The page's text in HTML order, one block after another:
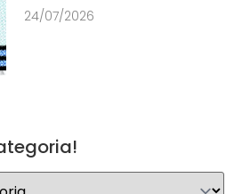
24/07/2026